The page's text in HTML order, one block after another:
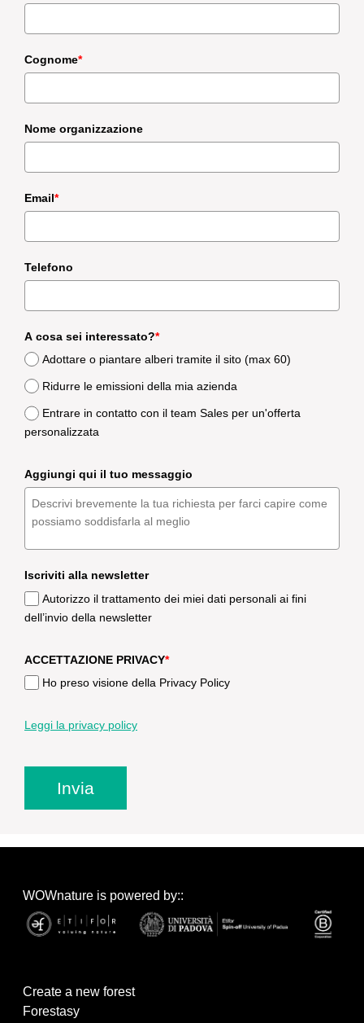
Cognome*
Nome organizzazione
Email*
Telefono
A cosa sei interessato?*
Adottare o piantare alberi tramite il sito (max 60)
Ridurre le emissioni della mia azienda
Entrare in contatto con il team Sales per un'offerta
personalizzata
Aggiungi qui il tuo messaggio
Iscriviti alla newsletter
Autorizzo il trattamento dei miei dati personali ai fini
dell’invio della newsletter
ACCETTAZIONE PRIVACY*
Ho preso visione della Privacy Policy
Leggi la privacy policy
Invia
WOWnature is powered by::
Create a new forest
Forestasy